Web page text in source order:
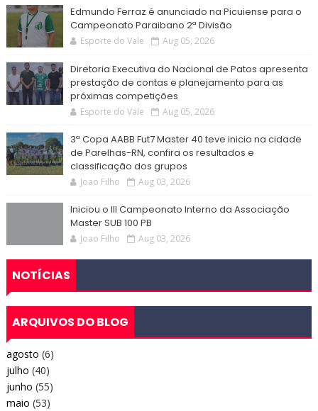
Edmundo Ferraz é anunciado na Picuiense para o
Campeonato Paraibano 2ª Divisão
Esporte do Vale Aug 05, 2026
Diretoria Executiva do Nacional de Patos apresenta
prestação de contas e planejamento para as
próximas competições
Esporte do Vale Aug 05, 2026
3ª Copa AABB Fut7 Master 40 teve inicio na cidade
de Parelhas-RN, confira os resultados e
classificação dos grupos
Joao Filho Aug 03, 2026
Iniciou o III Campeonato Interno da Associação
Master SUB 100 PB
Joao Filho Aug 03, 2026
NOTÍCIAS
ARQUIVOS DO BLOG
agosto (6)
julho (40)
junho (55)
maio (53)